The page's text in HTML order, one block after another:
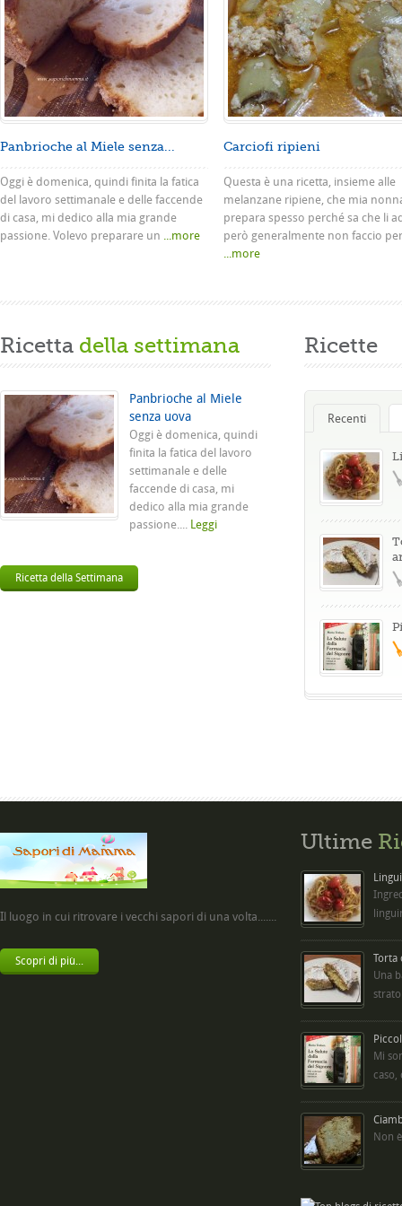
Panbrioche al Miele senza...
Oggi è domenica, quindi finita la fatica
del lavoro settimanale e delle faccende
di casa, mi dedico alla mia grande
passione. Volevo preparare un ...more
Carciofi ripieni
Questa è una ricetta, insieme alle
melanzane ripiene, che mia
prepara spesso perché sa che li
però generalmente non faccio
...more
Ricetta della settimana
Panbrioche al Miele
senza uova
Oggi è domenica, quindi
finita la fatica del lavoro
settimanale e delle
faccende di casa, mi
dedico alla mia grande
passione.... Leggi
Ricetta della Settimana
Ricette
Recenti
Il luogo in cui ritrovare i vecchi sapori di una volta.......
Scopri di più...
Ultime
Torta
Una
Mi
caso,
Non